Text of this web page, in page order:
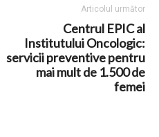
Articolul următor
Centrul EPIC al
Institutului Oncologic:
servicii preventive pentru
mai mult de 1.500 de
femei